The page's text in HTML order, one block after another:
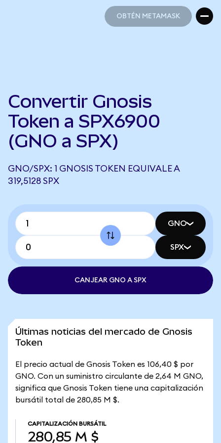
OBTÉN METAMASK
Convertir Gnosis
Token a SPX6900
(GNO a SPX)
GNO/SPX: 1 GNOSIS TOKEN EQUIVALE A
319,5128 SPX
GNO
SPX
CANJEAR GNO A SPX
Últimas noticias del mercado de Gnosis
Token
El precio actual de Gnosis Token es 106,40 $ por
GNO. Con un suministro circulante de 2,64 M GNO,
significa que Gnosis Token tiene una capitalización
bursátil total de 280,85 M $.
CAPITALIZACIÓN BURSÁTIL
280,85 M $